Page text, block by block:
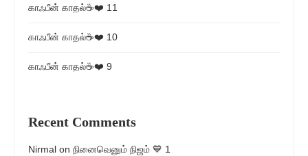
காஃபீன் காதல்☕❤️ 11
காஃபீன் காதல்☕❤️ 10
காஃபீன் காதல்☕❤️ 9
Recent Comments
Nirmal on நினைவெனும் நிஜம் 💙 1